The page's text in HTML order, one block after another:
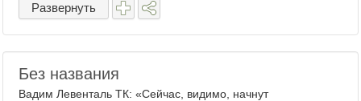
Развернуть
Без названия
Вадим Левенталь ТК: «Сейчас, видимо, начнут